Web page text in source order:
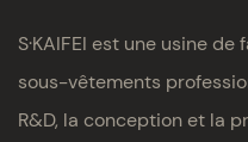
S·KAIFEI est une usine
sous-vêtements
R&D, la conception et la